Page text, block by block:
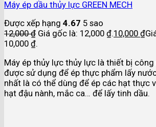
Máy ép dầu thủy lực GREEN MECH
Được xếp hạng 4.67 5 sao
12,000₫ Giá gốc là: 12,000 ₫.10,000 ₫
10,000 ₫.
Máy ép thủy lực thủy lực là thiết bị công
được sử dụng để ép thực phẩm lấy
nhất là có thể dùng để ép các hạt thực
hạt đậu nành, mắc ca… để lấy tinh dầu.